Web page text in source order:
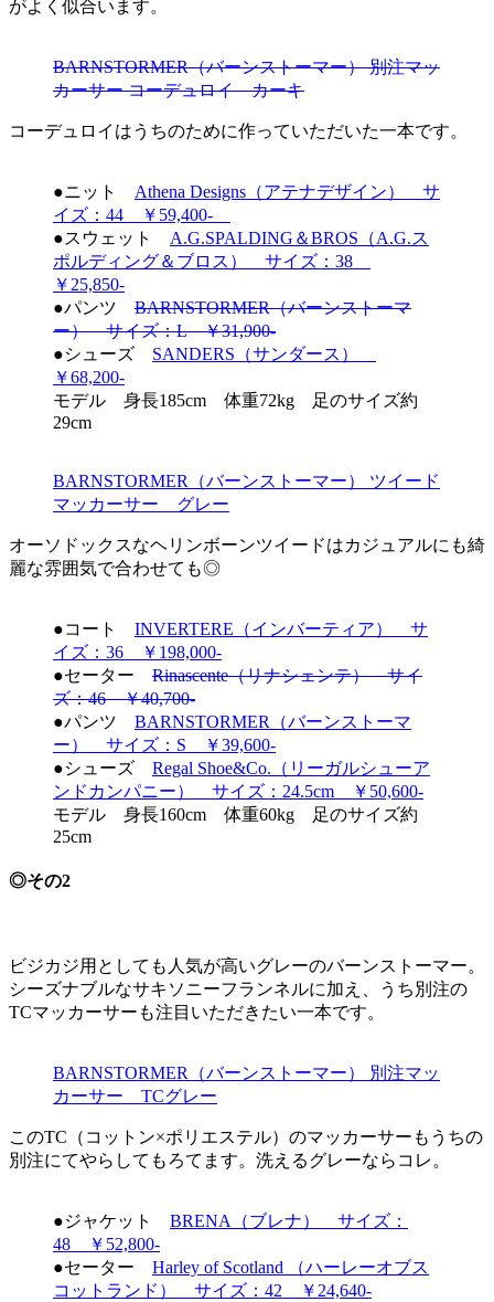
がよく似合います。
BARNSTORMER（バーンストーマー） 別注マッ
カーサー コーデュロイ カーキ
コーデュロイはうちのために作っていただいた一本です。
●ニット Athena Designs（アテナデザイン） サ
イズ：44 ￥59,400-
●スウェット A.G.SPALDING＆BROS（A.G.ス
ポルディング＆ブロス） サイズ：38
￥25,850-
●パンツ BARNSTORMER（バーンストーマ
ー） サイズ：L ￥31,900-
●シューズ SANDERS（サンダース）
￥68,200-
モデル 身長185cm 体重72kg 足のサイズ約
29cm
BARNSTORMER（バーンストーマー） ツイード
マッカーサー グレー
オーソドックスなヘリンボーンツイードはカジュアルにも綺
麗な雰囲気で合わせても◎
●コート INVERTERE（インバーティア） サ
イズ：36 ￥198,000-
●セーター Rinascente（リナシェンテ） サイ
ズ：46 ￥40,700-
●パンツ BARNSTORMER（バーンストーマ
ー） サイズ：S ￥39,600-
●シューズ Regal Shoe&Co.（リーガルシューア
ンドカンパニー） サイズ：24.5cm ￥50,600-
モデル 身長160cm 体重60kg 足のサイズ約
25cm
◎その2
ビジカジ用としても人気が高いグレーのバーンストーマー。
シーズナブルなサキソニーフランネルに加え、うち別注の
TCマッカーサーも注目いただきたい一本です。
BARNSTORMER（バーンストーマー） 別注マッ
カーサー TCグレー
このTC（コットン×ポリエステル）のマッカーサーもうちの
別注にてやらしてもろてます。洗えるグレーならコレ。
●ジャケット BRENA（ブレナ） サイズ：
48 ￥52,800-
●セーター Harley of Scotland （ハーレーオブス
コットランド） サイズ：42 ￥24,640-